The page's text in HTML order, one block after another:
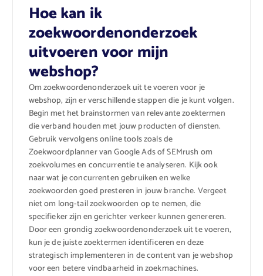
Hoe kan ik
zoekwoordenonderzoek
uitvoeren voor mijn
webshop?
Om zoekwoordenonderzoek uit te voeren voor je
webshop, zijn er verschillende stappen die je kunt volgen.
Begin met het brainstormen van relevante zoektermen
die verband houden met jouw producten of diensten.
Gebruik vervolgens online tools zoals de
Zoekwoordplanner van Google Ads of SEMrush om
zoekvolumes en concurrentie te analyseren. Kijk ook
naar wat je concurrenten gebruiken en welke
zoekwoorden goed presteren in jouw branche. Vergeet
niet om long-tail zoekwoorden op te nemen, die
specifieker zijn en gerichter verkeer kunnen genereren.
Door een grondig zoekwoordenonderzoek uit te voeren,
kun je de juiste zoektermen identificeren en deze
strategisch implementeren in de content van je webshop
voor een betere vindbaarheid in zoekmachines.